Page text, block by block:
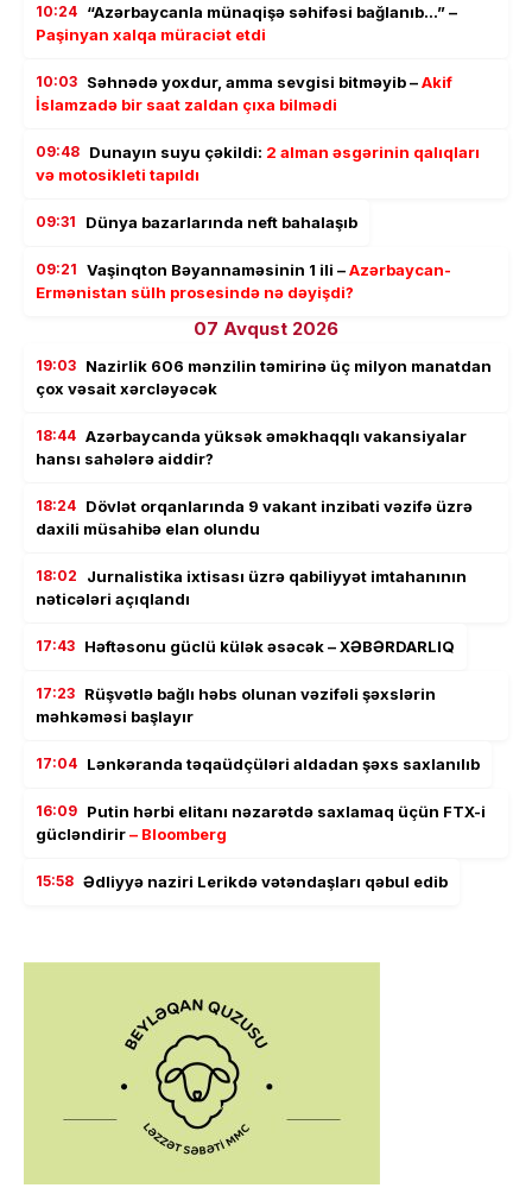
10:24 “Azərbaycanla münaqişə səhifəsi bağlanıb…” –
Paşinyan xalqa müraciət etdi
10:03 Səhnədə yoxdur, amma sevgisi bitməyib –Akif
İslamzadə bir saat zaldan çıxa bilmədi
09:48 Dunayın suyu çəkildi: 2 alman əsgərinin qalıqları
və motosikleti tapıldı
09:31 Dünya bazarlarında neft bahalaşıb
09:21 Vaşinqton Bəyannaməsinin 1 ili –Azərbaycan-
Ermənistan sülh prosesində nə dəyişdi?
07 Avqust 2026
19:03 Nazirlik 606 mənzilin təmirinə üç milyon manatdan
çox vəsait xərcləyəcək
18:44 Azərbaycanda yüksək əməkhaqqlı vakansiyalar
hansı sahələrə aiddir?
18:24 Dövlət orqanlarında 9 vakant inzibati vəzifə üzrə
daxili müsahibə elan olundu
18:02
Jurnalistika ixtisası üzrə qabiliyyət imtahanının
nəticələri açıqlandı
17:43 Həftəsonu güclü külək əsəcək – XƏBƏRDARLIQ
17:23 Rüşvətlə bağlı həbs olunan vəzifəli şəxslərin
məhkəməsi başlayır
17:04 Lənkəranda təqaüdçüləri aldadan şəxs saxlanılıb
16:09 Putin hərbi elitanı nəzarətdə saxlamaq üçün FTX-i
gücləndirir– Bloomberg
15:58 Ədliyyə naziri Lerikdə vətəndaşları qəbul edib